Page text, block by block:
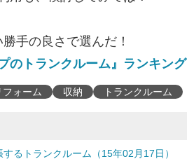
手の良さで選んだ！
のトランクルーム』ランキング
フォーム 収納 トランクルーム
るトランクルーム（15年02月17日）